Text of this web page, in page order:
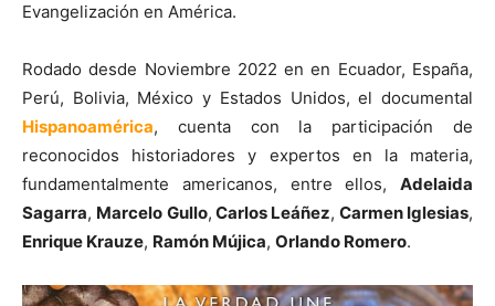
Evangelización en América.
Rodado desde Noviembre 2022 en en Ecuador, España,
Perú, Bolivia, México y Estados Unidos, el documental
Hispanoamérica, cuenta con la participación de
reconocidos historiadores y expertos en la materia,
fundamentalmente americanos, entre ellos, Adelaida
Sagarra, Marcelo Gullo, Carlos Leáñez, Carmen Iglesias,
Enrique Krauze, Ramón Mújica, Orlando Romero.